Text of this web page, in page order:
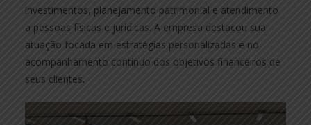
investimentos, planejamento patrimonial e atendimento
a pessoas físicas e jurídicas. A empresa destacou sua
atuação focada em estratégias personalizadas e no
acompanhamento contínuo dos objetivos financeiros de
seus clientes.